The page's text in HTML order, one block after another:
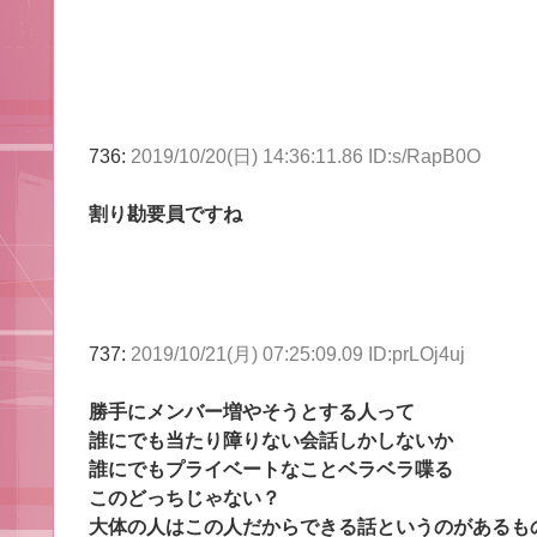
736: 2019/10/20(日) 14:36:11.86 ID:s/RapB0O
割り勘要員ですね
737: 2019/10/21(月) 07:25:09.09 ID:prLOj4uj
勝手にメンバー増やそうとする人って
誰にでも当たり障りない会話しかしないか
誰にでもプライベートなことベラベラ喋る
このどっちじゃない？
大体の人はこの人だからできる話というのがあるも